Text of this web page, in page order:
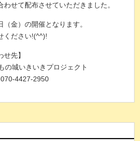
わせて配布させていただきました。
金）の開催となります。
ください!(^^)!
せ先】
の城いきいきプロジェクト
4427-2950